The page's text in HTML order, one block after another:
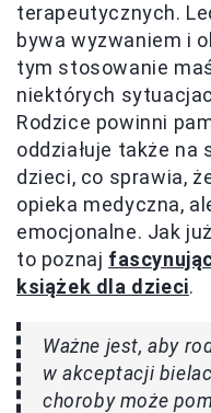
terapeutycznych.
bywa wyzwaniem i
tym stosowanie
niektórych
Rodzice powinni
oddziałuje także
dzieci, co sprawia,
opieka medyczna,
emocjonalne. Jak
to poznaj
książek dla dzieci.
Ważne jest, aby
w akceptacji
choroby może